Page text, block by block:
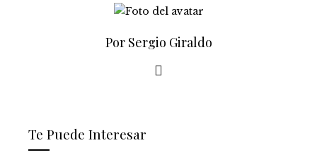
Por Sergio Giraldo
Te Puede Interesar